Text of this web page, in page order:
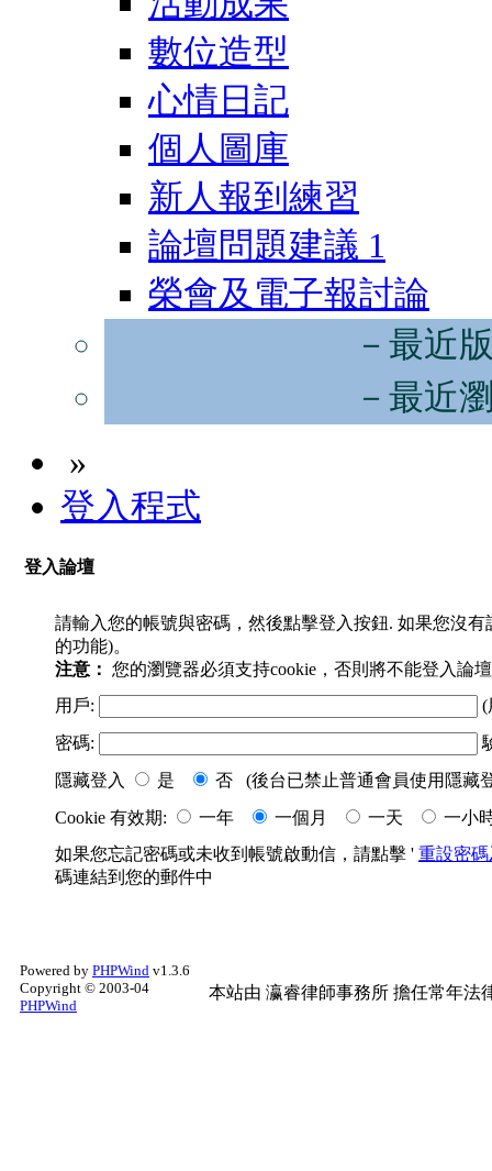
數位造型
心情日記
個人圖庫
新人報到練習
論壇問題建議 1
榮會及電子報討論
－最近
－最近
»
登入程式
登入論壇
請輸入您的帳號與密碼，然後點擊登入按鈕. 如果您沒
的功能)。
注意： 您的瀏覽器必須支持cookie，否則將不能登入論
用戶:
(
密碼:
隱藏登入
是
否 (後台已禁止普通會員使用隱藏
Cookie 有效期:
一年 一個月 一天
一小
如果您忘記密碼或未收到帳號啟動信，請點擊 ' 重設密
碼連結到您的郵件中
Powered by PHPWind v1.3.6
Copyright © 2003-04
PHPWind
本站由 瀛睿律師事務所 擔任常年法